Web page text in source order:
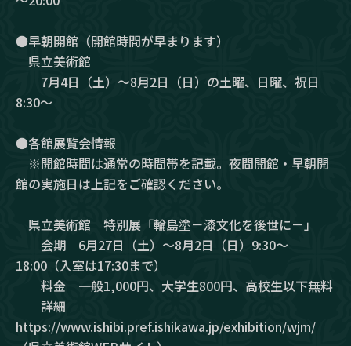
●早朝開館（開館時間が早まります）
県立美術館
7月4日（土）～8月2日（日）の土曜、日曜、祝日
8:30～
●各館展覧会情報
※開館時間は通常の時間帯を記載。夜間開館・早朝開
館の実施日は上記をご確認ください。
県立美術館 特別展「輪島塗－漆文化を後世に－」
会期 6月27日（土）～8月2日（日）9:30～
18:00（入室は17:30まで）
料金 一般1,000円、大学生800円、高校生以下無料
詳細
https://www.ishibi.pref.ishikawa.jp/exhibition/wjm/